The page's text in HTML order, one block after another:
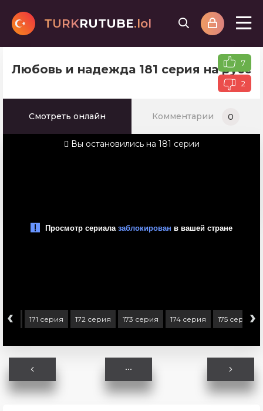
TURKRUTUBE.lol
Любовь и надежда 181 серия на 7
2
Смотреть онлайн Комментарии 0
Вы остановились на 181 серии
‹ 171 серия 172 серия 173 серия 174 серия 175 серия›